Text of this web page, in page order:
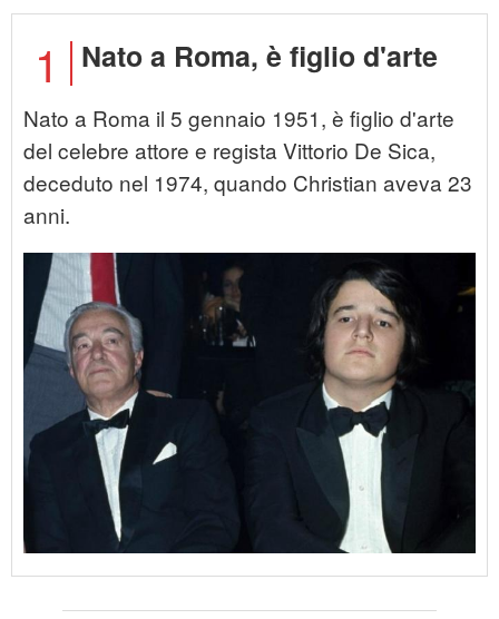
1 Nato a Roma, è figlio d'arte
Nato a Roma il 5 gennaio 1951, è figlio d'arte
del celebre attore e regista Vittorio De Sica,
deceduto nel 1974, quando Christian aveva 23
anni.